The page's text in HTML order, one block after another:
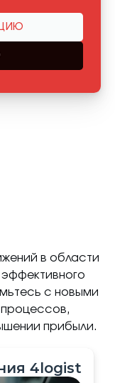
в области
с новыми
прибыли.
4logist